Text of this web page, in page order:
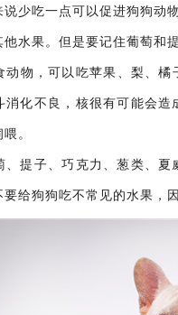
少吃一点可以促进狗狗动
水果。但是要记住葡萄和
动物，可以吃苹果、梨、
化不良，核很有可能会
。
、提子、巧克力、葱类、
给狗狗吃不常见的水果，